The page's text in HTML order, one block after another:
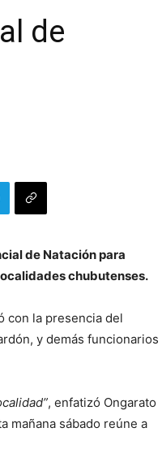
de
de Natación para
chubutenses.
con la presencia del
y demás funcionarios
, enfatizó Ongarato
mañana sábado reúne a